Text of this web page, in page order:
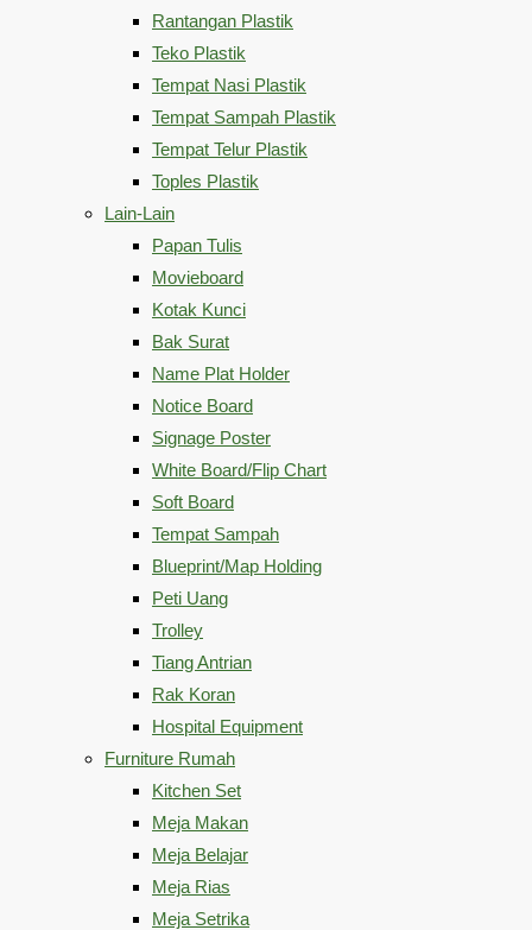
Rantangan Plastik
Teko Plastik
Tempat Nasi Plastik
Tempat Sampah Plastik
Tempat Telur Plastik
Toples Plastik
Lain-Lain
Papan Tulis
Movieboard
Kotak Kunci
Bak Surat
Name Plat Holder
Notice Board
Signage Poster
White Board/Flip Chart
Soft Board
Tempat Sampah
Blueprint/Map Holding
Peti Uang
Trolley
Tiang Antrian
Rak Koran
Hospital Equipment
Furniture Rumah
Kitchen Set
Meja Makan
Meja Belajar
Meja Rias
Meja Setrika